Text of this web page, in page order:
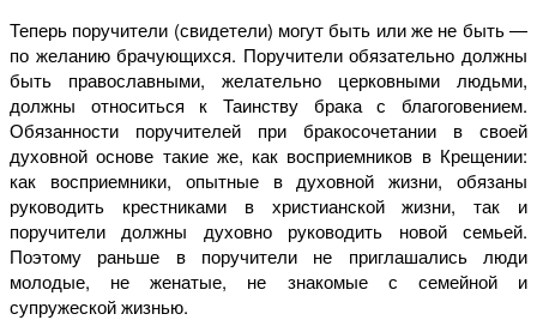
Теперь поручители (свидетели) могут быть или же не быть —
по желанию брачующихся. Поручители обязательно должны
быть православными, желательно церковными людьми,
должны относиться к Таинству брака с благоговением.
Обязанности поручителей при бракосочетании в своей
духовной основе такие же, как восприемников в Крещении:
как восприемники, опытные в духовной жизни, обязаны
руководить крестниками в христианской жизни, так и
поручители должны духовно руководить новой семьей.
Поэтому раньше в поручители не приглашались люди
молодые, не женатые, не знакомые с семейной и
супружеской жизнью.